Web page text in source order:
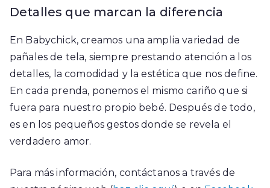
Detalles que marcan la diferencia
En Babychick, creamos una amplia variedad de
pañales de tela, siempre prestando atención a los
detalles, la comodidad y la estética que nos define.
En cada prenda, ponemos el mismo cariño que si
fuera para nuestro propio bebé. Después de todo,
es en los pequeños gestos donde se revela el
verdadero amor.
Para más información, contáctanos a través de